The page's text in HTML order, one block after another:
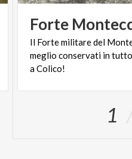
Forte
Il Forte militare del
meglio conservati in
a Colico!
1